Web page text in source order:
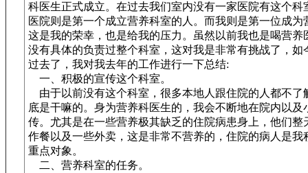
科医生正式成立。在过去我们室内没有一家医院有这个科
医院则是第一个成立营养科室的人。而我则是第一位成为
这是我的荣幸，也是给我的压力。虽然以前我也是喝营养
没有具体的负责过整个科室，这对我是非常有挑战了，如
过去了，我对我去年的工作进行一下总结:
一、积极的宣传这个科室。
由于以前没有这个科室，很多本地人跟住院的人都不了
底是干嘛的。身为营养科医生的，我会不断地在院内以及
传。尤其是在一些营养极其缺乏的住院病患身上，他们整
作餐以及一些外卖，这是非常不营养的，住院的病人是我
重点对象。
二、营养科室的任务。